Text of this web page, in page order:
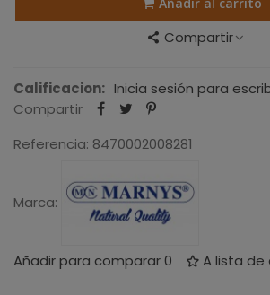
Compartir
Calificacion: Inicia sesión para
Compartir
Referencia: 8470002008281
Marca:
Añadir para comparar0 A lista de